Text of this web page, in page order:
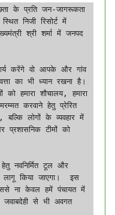
निजी रिसोर्ट में
श्री शर्मा में जनपद
का भी ध्यान रखना है।
हमारा शौचालय, हमारा
करवाने हेतु प्रेरित
बल्कि लोगों के व्यवहार में
प्रशासनिक टीमों को
किया जाएगा।  इस
ना केवल हमें पंचायत में
से भी अवगत